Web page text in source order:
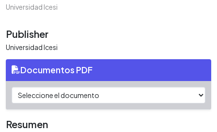
Universidad Icesi
Publisher
Universidad Icesi
Documentos PDF
Resumen